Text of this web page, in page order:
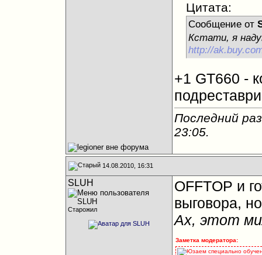
Цитата:
Сообщение от
Кстати, я
http://
+1 GT660 -
Последний
23:05.
14.08.2010, 16:31
SLUH
Старожил
OFFTOP и
выговора,
Ах, этот
Заметка модератора:
Юзаем специально